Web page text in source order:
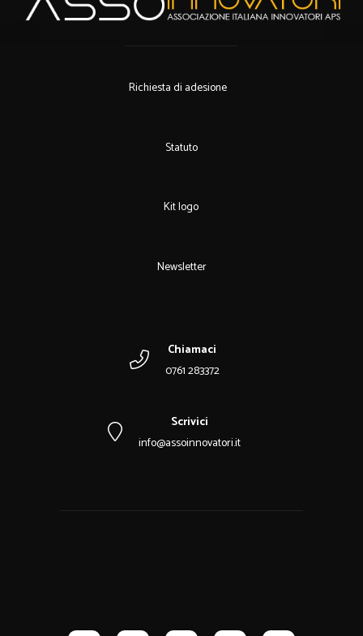
Richiesta di adesione
Statuto
Kit logo
Newsletter
Chiamaci
0761 283372
Scrivici
info@assoinnovatori.it